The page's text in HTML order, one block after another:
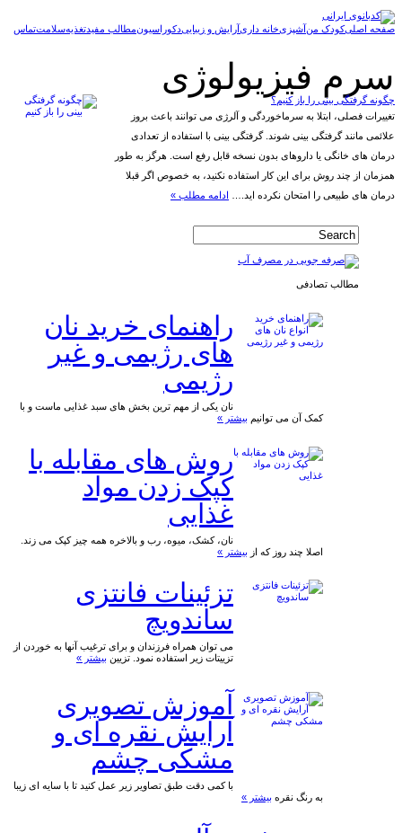
صفحه اصلیکودک منآشپزیخانه داریآرایش و زیباییدکوراسیونمطالب مفیدتغذیهسلامتتماس
سرم فیزیولوژی
چگونه گرفتگی بینی را باز کنیم؟
تغییرات فصلی، ابتلا به سرماخوردگی و آلرژی می توانند باعث بروز
علائمی مانند گرفتگی بینی شوند. گرفتگی بینی با استفاده از تعدادی
درمان های خانگی یا داروهای بدون نسخه قابل رفع است. هرگز به طور
همزمان از چند روش برای این کار استفاده نکنید، به خصوص اگر قبلا
درمان های طبیعی را امتحان نکرده اید.… ادامه مطلب »
مطالب تصادفی
راهنمای خرید نان
های رژیمی و غیر
رژیمی
نان یکی از مهم ترین بخش های سبد غذایی ماست و با
کمک آن می توانیم بیشتر »
روش های مقابله با
کپک زدن مواد
غذایی
نان، کشک، میوه، رب و بالاخره همه چیز کپک می زند.
اصلا چند روز که از بیشتر »
تزئینات فانتزی
ساندویچ
می توان همراه فرزندان و برای ترغیب آنها به خوردن از
تزییتات زیر استفاده نمود. تزیین بیشتر »
آموزش تصویری
آرایش نقره ای و
مشکی چشم
با کمی دقت طبق تصاویر زیر عمل کنید تا با سایه ای زیبا
به رنگ نقره بیشتر »